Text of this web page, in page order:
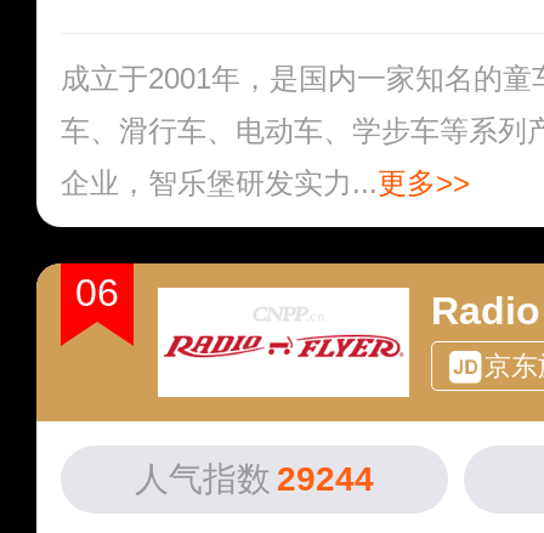
成立于2001年，是国内一家知名的
车、滑行车、电动车、学步车等系列
企业，智乐堡研发实力...更多>>
06
京
人气指数 29244